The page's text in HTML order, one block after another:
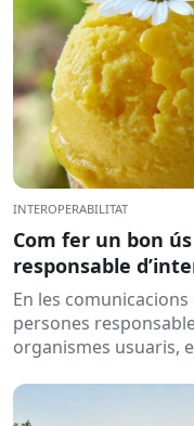
INTEROPERABILITAT
Com fer un bon
responsable
En les
persones
organismes usuaris,